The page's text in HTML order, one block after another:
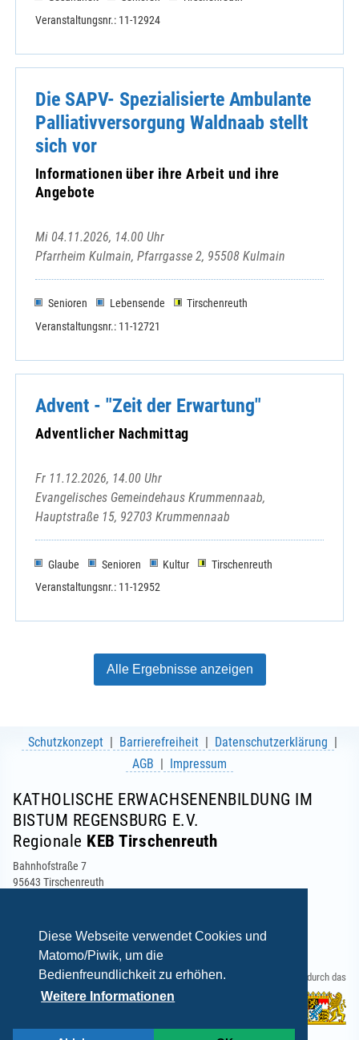
Diese Webseite verwendet Cookies und
Matomo/Piwik, um die
Bedienfreundlichkeit zu erhöhen.
Weitere Informationen
Veranstaltungsnr.: 11-12924
Die SAPV- Spezialisierte Ambulante
Palliativversorgung Waldnaab stellt
sich vor
Informationen über ihre Arbeit und ihre
Angebote
Mi 04.11.2026, 14.00 Uhr
Pfarrheim Kulmain, Pfarrgasse 2, 95508 Kulmain
Senioren Lebensende
Tirschenreuth
Veranstaltungsnr.: 11-12721
Advent - "Zeit der Erwartung"
Adventlicher Nachmittag
Fr 11.12.2026, 14.00 Uhr
Evangelisches Gemeindehaus Krummennaab,
Hauptstraße 15, 92703 Krummennaab
Glaube Senioren Kultur
Tirschenreuth
Veranstaltungsnr.: 11-12952
Alle Ergebnisse anzeigen
Schutzkonzept Barrierefreiheit
Datenschutzerklärung
AGB
Impressum
KATHOLISCHE ERWACHSENENBILDUNG IM
BISTUM REGENSBURG E.V.
Regionale KEB Tirschenreuth
Bahnhofstraße 7
95643 Tirschenreuth
E-Mail:info(at)keb-tirschenreuth.de
Gefördert durch das